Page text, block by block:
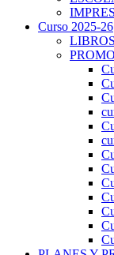
Curso 2025-26